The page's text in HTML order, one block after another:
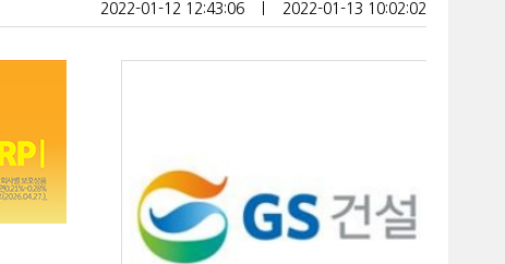
2022-01-12 12:43:06 2022-01-13 10:02:02